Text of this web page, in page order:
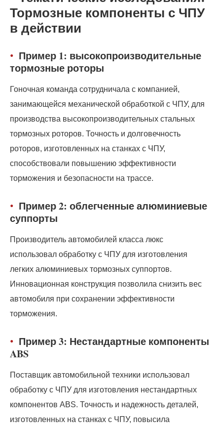
Тормозные компоненты с ЧПУ
в действии
Пример 1: высокопроизводительные
тормозные роторы
Гоночная команда сотрудничала с компанией,
занимающейся механической обработкой с ЧПУ, для
производства высокопроизводительных стальных
тормозных роторов. Точность и долговечность
роторов, изготовленных на станках с ЧПУ,
способствовали повышению эффективности
торможения и безопасности на трассе.
Пример 2: облегченные алюминиевые
суппорты
Производитель автомобилей класса люкс
использовал обработку с ЧПУ для изготовления
легких алюминиевых тормозных суппортов.
Инновационная конструкция позволила снизить вес
автомобиля при сохранении эффективности
торможения.
Пример 3: Нестандартные компоненты
ABS
Поставщик автомобильной техники использовал
обработку с ЧПУ для изготовления нестандартных
компонентов ABS. Точность и надежность деталей,
изготовленных на станках с ЧПУ, повысила